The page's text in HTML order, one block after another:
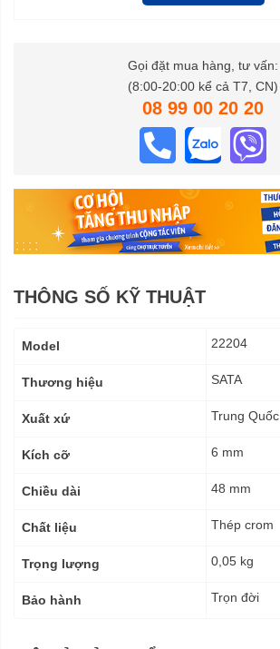
Gọi đặt mua hàng, tư vấn:
(8:00-20:00 kể cả T7, CN)
08 99 00 20 20
THÔNG SỐ KỸ THUẬT
kỹ
Model 22204
Thương hiệu SATA
Xuất xứ Trung Quốc
Kích cỡ 6 mm
Chiều dài 48 mm
Chất liệu Thép crom
Trọng lượng 0,05 kg
Bảo hành Trọn đời